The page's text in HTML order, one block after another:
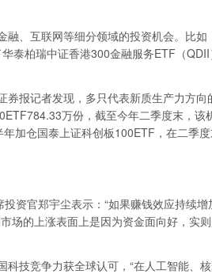
、互联网等细分领域的投资机会。比如
泰柏瑞中证香港300金融服务ETF（
报记者发现，多只代表新质生产力方向
万份，截至今年二季度末，该
加仓国泰上证科创板100ETF，在二季
资官郑宇尘表示：“如果赚钱效应持续增
场的上涨表面上是因为资金面向好，实
技竞争力获全球认可，“在人工智能、